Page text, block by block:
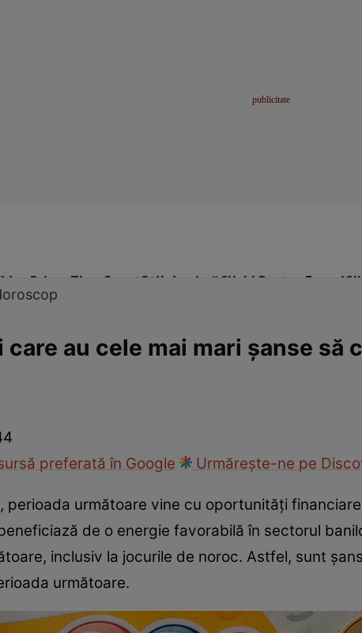
Prime Time SportStil de viațăClick! Pentru Femei
care au cele mai mari șanse să
preferată în Google
Urmărește-ne pe
, perioada următoare vine cu oportunități
de o energie favorabilă în sectorul
inclusiv la jocurile de noroc. Astfel, sunt
următoare.